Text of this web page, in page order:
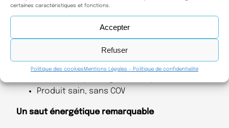
certaines caractéristiques et fonctions.
Accepter
Refuser
Politique des cookies Mentions Légales – Politique de confidentialité
Excellente résilience, adaptée à tous types
Fibres très résistantes pour une tenue
mécanique durable
Régulation naturelle de l’hygrométrie
Produit sain, sans COV
Un saut énergétique remarquable